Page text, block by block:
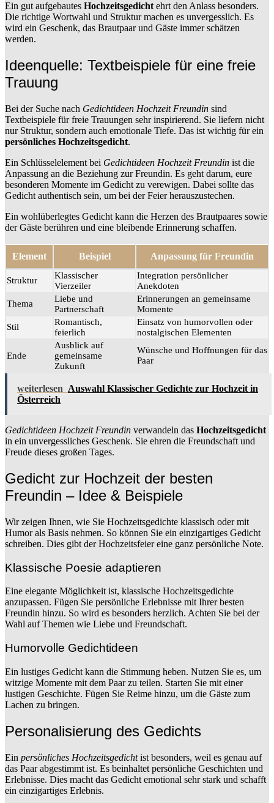
Ein gut aufgebautes Hochzeitsgedichtehrt den Anlass besonders.
Die richtige Wortwahl und Struktur machen es unvergesslich. Es
wird ein Geschenk, das Brautpaar und Gäste immer schätzen
werden.
Ideenquelle: Textbeispiele für eine freie
Trauung
Bei der Suche nach Gedichtideen Hochzeit Freundin sind
Textbeispiele für freie Trauungen sehr inspirierend. Sie liefern nicht
nur Struktur, sondern auch emotionale Tiefe. Das ist wichtig für ein
persönliches Hochzeitsgedicht.
Ein Schlüsselelement bei Gedichtideen Hochzeit Freundin ist die
Anpassung an die Beziehung zur Freundin. Es geht darum, eure
besonderen Momente im Gedicht zu verewigen. Dabei sollte das
Gedicht authentisch sein, um bei der Feier herauszustechen.
Ein wohlüberlegtes Gedicht kann die Herzen des Brautpaares sowie
der Gäste berühren und eine bleibende Erinnerung schaffen.
Element Beispiel Anpassung für Freundin
Struktur
Klassischer
Vierzeiler
Integration persönlicher
Anekdoten
Thema
Liebe und
Partnerschaft
Erinnerungen an gemeinsame
Momente
Stil
Romantisch,
feierlich
Einsatz von humorvollen oder
nostalgischen Elementen
Ende
Ausblick auf
gemeinsame
Zukunft
Wünsche und Hoffnungen für das
Paar
weiterlesen Auswahl Klassischer Gedichte zur Hochzeit in
Österreich
Gedichtideen Hochzeit Freundin verwandeln das Hochzeitsgedicht
in ein unvergessliches Geschenk. Sie ehren die Freundschaft und
Freude dieses großen Tages.
Gedicht zur Hochzeit der besten
Freundin – Idee & Beispiele
Wir zeigen Ihnen, wie Sie Hochzeitsgedichte klassisch oder mit
Humor als Basis nehmen. So können Sie ein einzigartiges Gedicht
schreiben. Dies gibt der Hochzeitsfeier eine ganz persönliche Note.
Klassische Poesie adaptieren
Eine elegante Möglichkeit ist, klassische Hochzeitsgedichte
anzupassen. Fügen Sie persönliche Erlebnisse mit Ihrer besten
Freundin hinzu. So wird es besonders herzlich. Achten Sie bei der
Wahl auf Themen wie Liebe und Freundschaft.
Humorvolle Gedichtideen
Ein lustiges Gedicht kann die Stimmung heben. Nutzen Sie es, um
witzige Momente mit dem Paar zu teilen. Starten Sie mit einer
lustigen Geschichte. Fügen Sie Reime hinzu, um die Gäste zum
Lachen zu bringen.
Personalisierung des Gedichts
Ein persönliches Hochzeitsgedichtist besonders, weil es genau auf
das Paar abgestimmt ist. Es beinhaltet persönliche Geschichten und
Erlebnisse. Dies macht das Gedicht emotional sehr stark und schafft
ein einzigartiges Erlebnis.